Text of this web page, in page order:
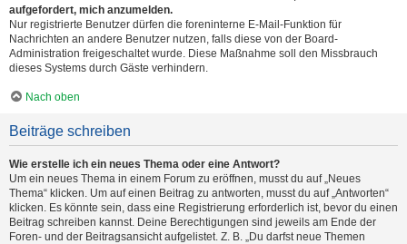
aufgefordert, mich anzumelden.
Nur registrierte Benutzer dürfen die foreninterne E-Mail-Funktion für
Nachrichten an andere Benutzer nutzen, falls diese von der Board-
Administration freigeschaltet wurde. Diese Maßnahme soll den Missbrauch
dieses Systems durch Gäste verhindern.
Nach oben
Beiträge schreiben
Wie erstelle ich ein neues Thema oder eine Antwort?
Um ein neues Thema in einem Forum zu eröffnen, musst du auf „Neues
Thema“ klicken. Um auf einen Beitrag zu antworten, musst du auf „Antworten“
klicken. Es könnte sein, dass eine Registrierung erforderlich ist, bevor du einen
Beitrag schreiben kannst. Deine Berechtigungen sind jeweils am Ende der
Foren- und der Beitragsansicht aufgelistet. Z. B. „Du darfst neue Themen